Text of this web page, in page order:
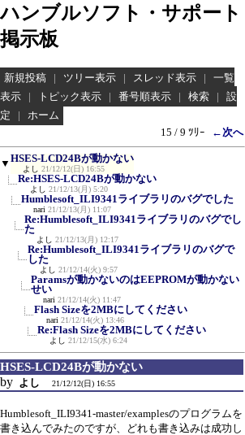
ハンブルソフト・サポート
掲示板
新規投稿 | ツリー表示 | スレッド表示 |
一覧
表示
| トピック表示 | 番号順表示 | 検索 |
設
定
|
ホーム
15 / 9 ﾂﾘｰ
←次へ
▼ HSES-LCD24Bが動かない
よし 21/12/12(日) 16:55
Re:HSES-LCD24Bが動かない
よし 21/12/13(月) 5:20
Humblesoft_ILI9341ライブラリのバグでした
nari 21/12/13(月) 11:07
Re:Humblesoft_ILI9341ライブラリのバグでし
た
よし 21/12/13(月) 12:17
Re:Humblesoft_ILI9341ライブラリのバグで
した
よし 21/12/14(火) 9:57
Paramsが動かないのはEEPROMが動かない
せい
nari 21/12/14(火) 11:47
Flash Sizeを2MBにしてください
nari 21/12/14(火) 13:46
Re:Flash Sizeを2MBにしてください
よし 21/12/15(水) 6:24
HSES-LCD24Bが動かない
by よし 21/12/12(日) 16:55
Humblesoft_ILI9341-master/examplesのプログラムを
書き込んでみたのですが、どれも書き込みは成功し